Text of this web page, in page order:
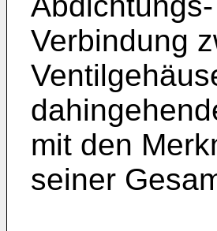
Verbindung
mit den
seiner